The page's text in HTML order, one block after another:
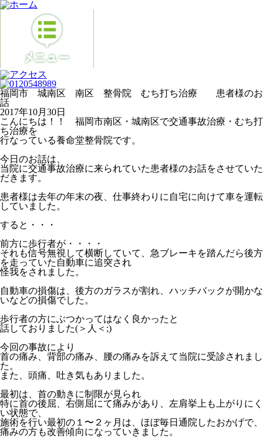
福岡市 城南区 南区 整骨院 むち打ち治療 患者様のお
話
2017年10月30日
こんにちは！！ 福岡市南区・城南区で交通事故治療・むち打
ち治療を
行なっている養命堂整骨院です。
今日のお話は、
当院に交通事故治療に来られていた患者様のお話をさせていた
だきます。
患者様は去年の年末の夜、仕事終わりに自宅に向けて車を運転
していました。
すると・・・
前方に歩行者が・・・・
それも信号無視して横断していて、急ブレーキを踏んだら後方
を走っていた自動車に追突され
怪我をされました。
自動車の損傷は、後方のガラスが割れ、ハッチバックが開かな
いなどの損傷でした。
歩行者の方にぶつかってはなく良かったと
話しておりました(＞人＜;)
今回の事故により
首の痛み、背部の痛み、腰の痛みを訴えて当院に受診されまし
た。
また、頭痛、吐き気もありました。
最初は、首の動きに制限が見られ
特に首の後屈、右側屈にて痛みがあり、左肩挙上も上がりにく
い状態で、
施術を行い最初の１〜２ヶ月は、ほぼ毎日通院したおかげで、
痛みの方も改善傾向になっていきました。